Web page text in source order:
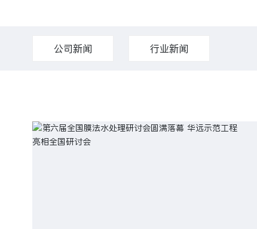
公司新闻 行业新闻